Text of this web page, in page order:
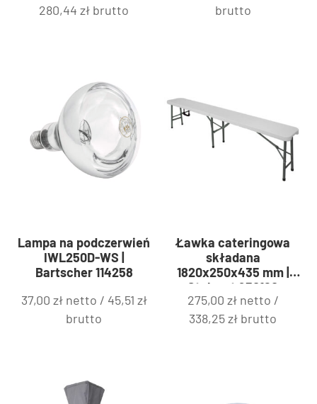
280,44zł brutto
brutto
Lampa na podczerwień
IWL250D-WS |
Bartscher 114258
37,00 zł netto / 45,51 zł
brutto
Ławka cateringowa
składana
1820x250x435 mm |
Stalgast 950120
275,00 zł netto /
338,25zł brutto